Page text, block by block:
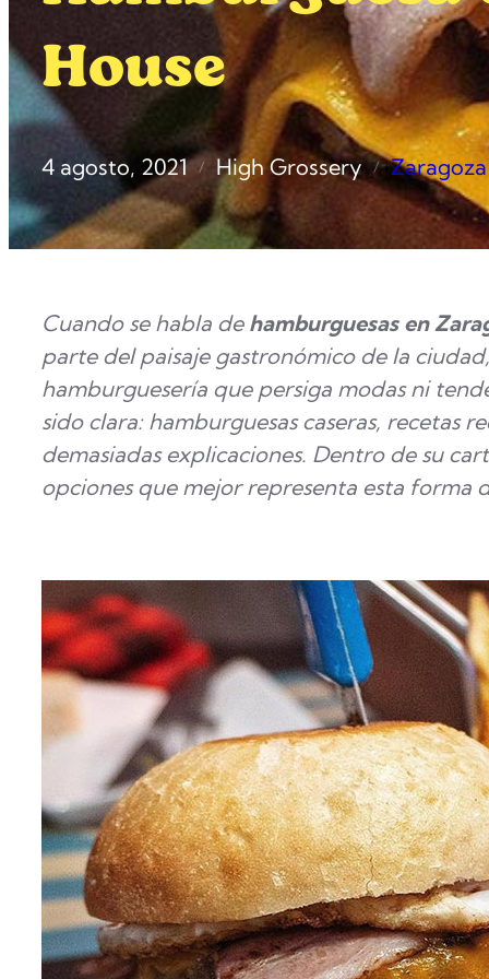
House
4 agosto, 2021 / High Grossery / Zaragoza
Cuando se habla de hamburguesas en
parte del paisaje gastronómico de la
hamburguesería que persiga modas ni
sido clara: hamburguesas caseras, recetas
demasiadas explicaciones. Dentro de su
opciones que mejor representa esta forma